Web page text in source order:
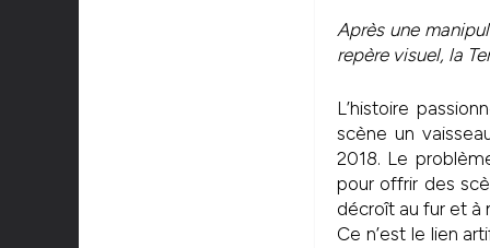
Après une
repère visuel, la
L’histoire
scène un
2018. Le
pour offrir des
décroît au fur et à
Ce n’est le lien